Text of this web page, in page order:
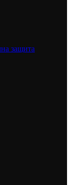
защита